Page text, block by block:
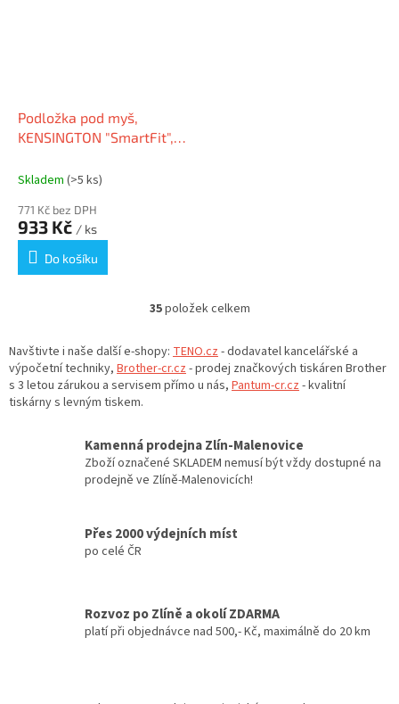
Podložka pod myš,
KENSINGTON "SmartFit",
Skladem (>5 ks)
771 Kč bez DPH
933 Kč / ks
Do košíku
O
l
á
d
p
r
v
v
s
u
35položek celkem
Navštivte i naše další e-shopy: TENO.cz - dodavatel kancelářské a
výpočetní techniky, Brother-cr.cz - prodej značkových tiskáren Brother
s 3 letou zárukou a servisem přímo u nás, Pantum-cr.cz - kvalitní
tiskárny s levným tiskem.
Kamenná prodejna Zlín-Malenovice
Zboží označené SKLADEM nemusí být vždy dostupné na
prodejně ve Zlíně-Malenovicích!
Přes 2000 výdejních míst
po celé ČR
Rozvoz po Zlíně a okolí ZDARMA
platí při objednávce nad 500,- Kč, maximálně do 20 km